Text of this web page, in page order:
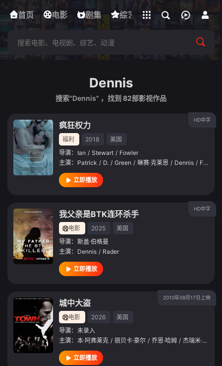
首页 电影 剧集 综艺 动漫 短剧
下载客户端
立即登录
Dennis
搜索"Dennis" ，找到 82部影视作品
HD中字
疯狂权力
福利 2018
美国
导演： Ian / Stewart / Fowler
主演： Patrick / D. / Green / 琳赛·克莱恩 / Dennis / Fitzpatrick
立即播放
HD中字
我父亲是BTK连环杀手
电影 2025
美国
导演： 斯盖·伯格曼
主演： Dennis / Rader
立即播放
2010年09月17日上映
城中大盗
电影 2026
美国
导演： 未录入
主演： 本·阿弗莱克 / 丽贝卡·豪尔 / 乔恩·哈姆 / 杰瑞米·雷纳
立即播放